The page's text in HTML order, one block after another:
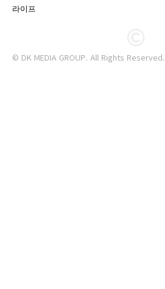
라이프
© DK MEDIA GROUP. All Rights Reserved.